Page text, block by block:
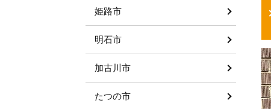
姫路市
明石市
加古川市
たつの市